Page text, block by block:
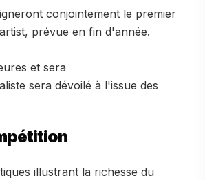
conjointement le premier
prévue en fin d'année.
et sera
sera dévoilé à l'issue des
illustrant la richesse du